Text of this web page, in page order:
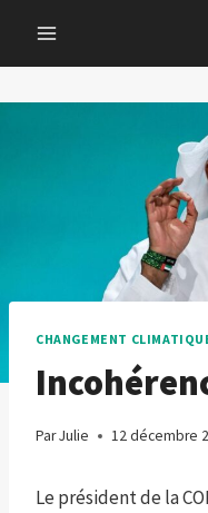
content
CHANGEMENT
ParJulie 12 décembre
Le président de la